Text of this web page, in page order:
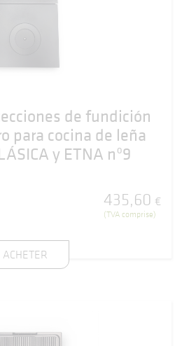
de fundición
para cocina de leña
y ETNA nº9
435,60 €
(TVA comprise)
ACHETER